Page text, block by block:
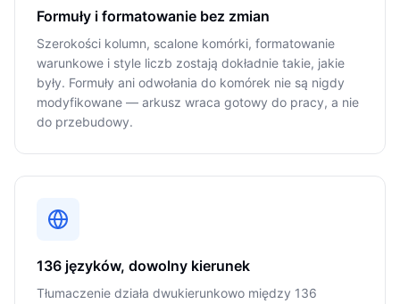
Formuły i formatowanie bez zmian
Szerokości kolumn, scalone komórki, formatowanie
warunkowe i style liczb zostają dokładnie takie, jakie
były. Formuły ani odwołania do komórek nie są nigdy
modyfikowane — arkusz wraca gotowy do pracy, a nie
do przebudowy.
136 języków, dowolny kierunek
Tłumaczenie działa dwukierunkowo między 136